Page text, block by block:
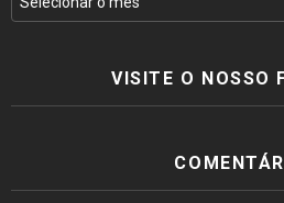
VISITE O NOSSO